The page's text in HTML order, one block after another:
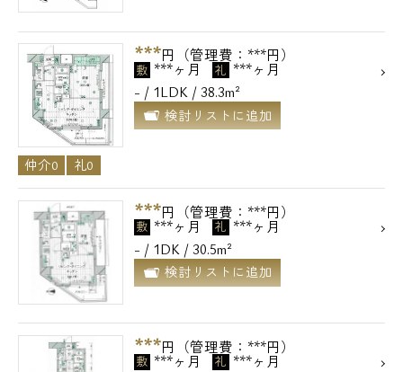
***円（管理費：***円）
敷 ***ヶ月 礼 ***ヶ月
- / 1LDK / 38.3m²
検討リストに追加
仲介0 礼0
***円（管理費：***円）
敷 ***ヶ月 礼 ***ヶ月
- / 1DK / 30.5m²
検討リストに追加
***円（管理費：***円）
敷 ***ヶ月 礼 ***ヶ月